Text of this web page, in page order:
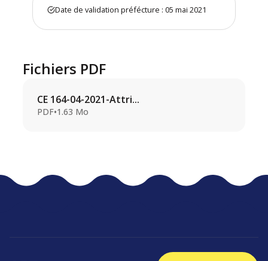
Date de validation préfécture : 05 mai 2021
Fichiers PDF
CE 164-04-2021-Attri...
PDF•1.63 Mo